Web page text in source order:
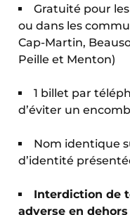
Gratuité pour les
ou dans les
Cap-Martin,
Peille et Menton)
1 billet par
d’éviter un
Nom identique
d’identité
Interdiction de
adverse en